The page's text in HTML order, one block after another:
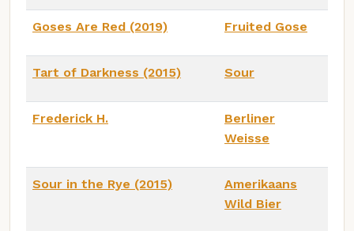
Goses Are Red (2019) Fruited Gose
Tart of Darkness (2015) Sour
Frederick H.
Berliner
Weisse
Sour in the Rye (2015)
Amerikaans
Wild Bier